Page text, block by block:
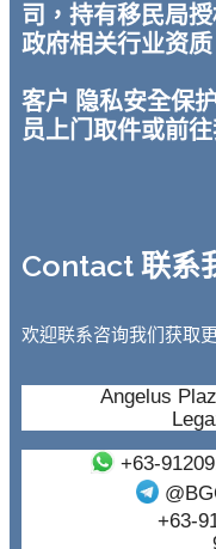
司，持有移民局
政府相关行业资质
客户 隐私安全保
员上门取件或前
Contact 联系
欢迎联系咨询我们获取
Angelus
+63-
+63-